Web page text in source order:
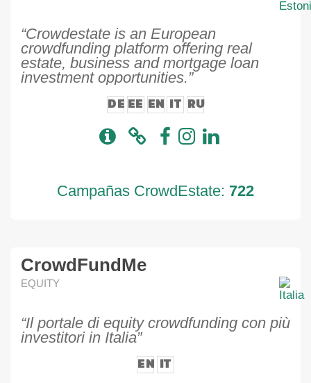
“Crowdestate is an European
crowdfunding platform offering real
estate, business and mortgage loan
investment opportunities.”
DE EE EN IT RU
Campañas CrowdEstate: 722
CrowdFundMe
EQUITY
“Il portale di equity crowdfunding con più
investitori in Italia”
EN IT